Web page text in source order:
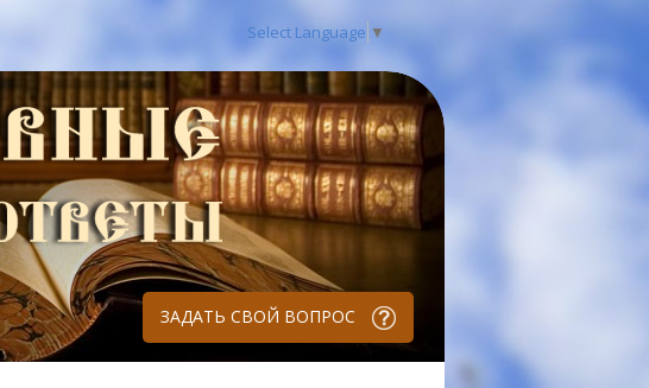
Select Language ▼
ЗАДАТЬ СВОЙ ВОПРОС